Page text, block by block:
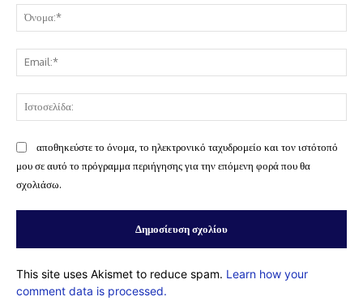
αποθηκεύστε το όνομα, το ηλεκτρονικό ταχυδρομείο και τον ιστότοπό
μου σε αυτό το πρόγραμμα περιήγησης για την επόμενη φορά που θα
σχολιάσω.
This site uses Akismet to reduce spam. Learn how your
comment data is processed.